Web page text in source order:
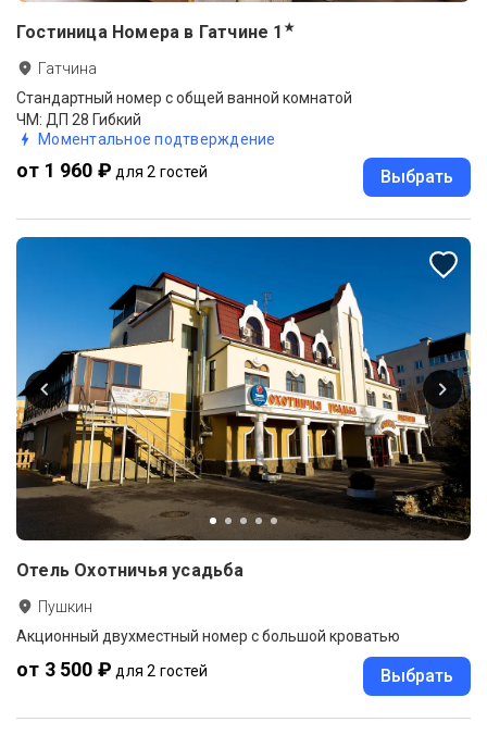
Гостиница Номера в Гатчине 1 ★
Гатчина
Стандартный номер с общей ванной комнатой
ЧМ: ДП 28 Гибкий
Моментальное подтверждение
от 1 960 ₽ для 2 гостей Выбрать
Отель Охотничья усадьба
Пушкин
Акционный двухместный номер с большой кроватью
от 3 500 ₽ для 2 гостей Выбрать